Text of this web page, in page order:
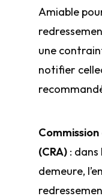
Amiable
une
notifier
(CRA) :
demeure,